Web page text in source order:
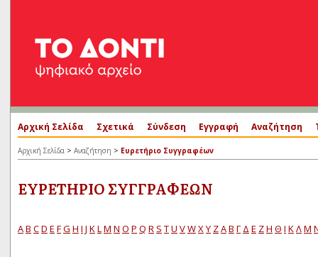
Αρχική Σελίδα Σχετικά Σύνδεση Εγγραφή Αναζήτηση
Αρχική Σελίδα > Αναζήτηση > Ευρετήριο Συγγραφέων
ΕΥΡΕΤΉΡΙΟ ΣΥΓΓΡΑΦΈΩΝ
AB CD E FG H I J KLM N O P Q R S TU VWXY ZΑΒ Γ Δ Ε ΖΗ Θ Ι ΚΛΜ